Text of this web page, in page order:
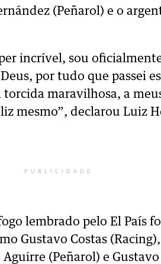
(Peñarol) e o
incrível, sou
por tudo que passei
torcida maravilhosa, a
mesmo”, declarou Luiz
PUBLICIDADE
lembrado pelo El País
Gustavo Costas
(Peñarol) e